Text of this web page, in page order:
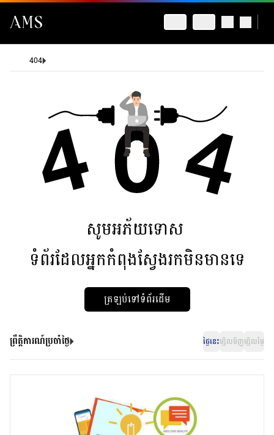
404
សូមអភ័យទោស
ទំព័រដែលអ្នកកំពុងស្វែងរកមិនមានទេ
ត្រឡប់ទៅទំព័រដើម
ព្រឹត្តិការណ៍ប្រចាំថ្ងៃ ថ្ងៃនេះម្សិលមិញម្សិលម្ងៃ